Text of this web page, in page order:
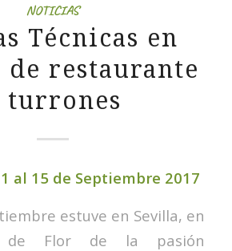
NOTICIAS
Técnicas en
de restaurante
turrones
al 15 de Septiembre 2017
estuve en Sevilla, en
de Flor de la pasión